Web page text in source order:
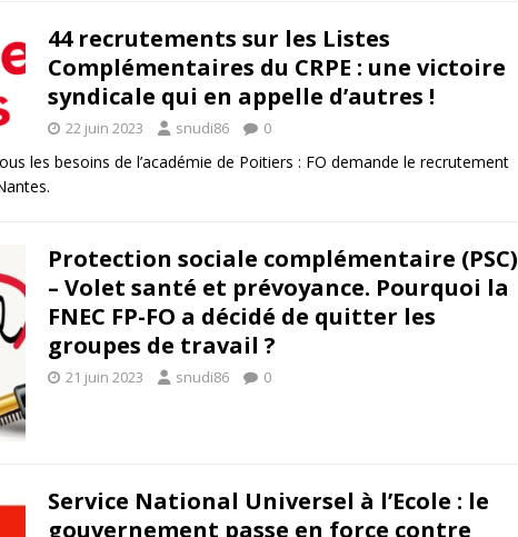
44 recrutements sur les Listes
Complémentaires du CRPE : une victoire
syndicale qui en appelle d’autres !
22 juin 2023 snudi86 0
les besoins de l’académie de Poitiers : FO demande le recrutement
Protection sociale complémentaire (PSC)
– Volet santé et prévoyance. Pourquoi la
FNEC FP-FO a décidé de quitter les
groupes de travail ?
21 juin 2023 snudi86 0
Service National Universel à l’Ecole : le
gouvernement passe en force contre